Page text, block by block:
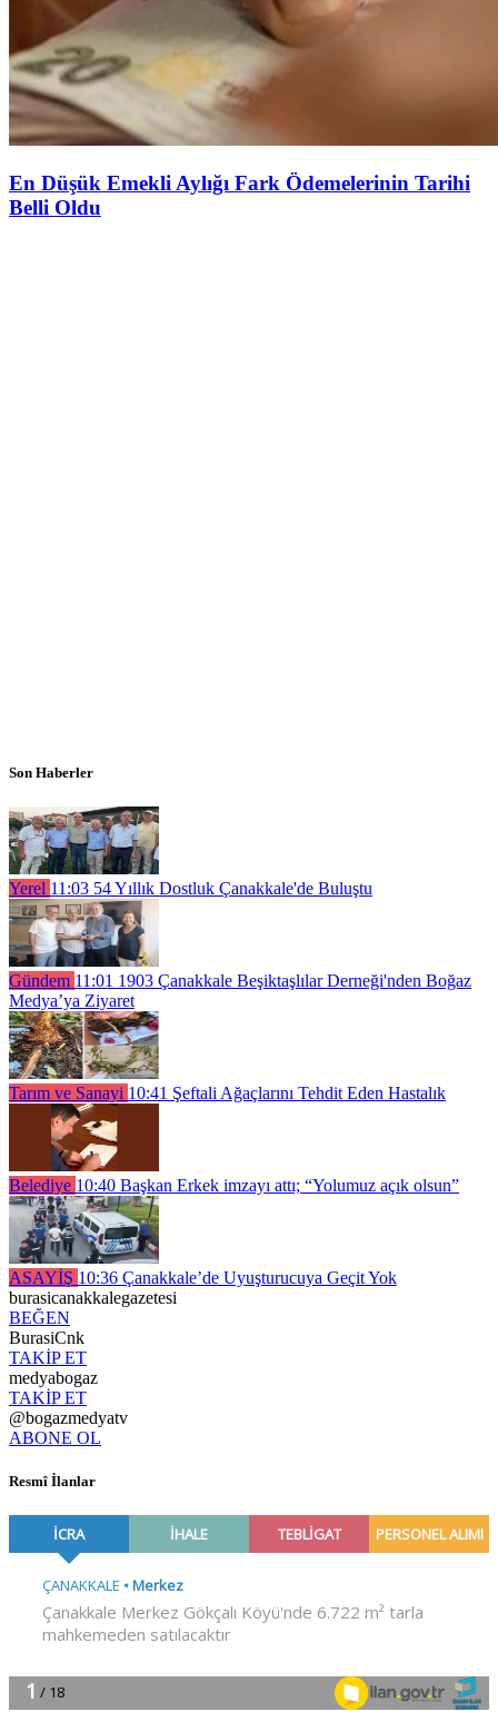
En Düşük Emekli Aylığı Fark Ödemelerinin Tarihi
Belli Oldu
Son Haberler
Yerel 11:03 54 Yıllık Dostluk Çanakkale'de Buluştu
Gündem 11:01 1903 Çanakkale Beşiktaşlılar Derneği'nden Boğaz
Medya’ya Ziyaret
Tarım ve Sanayi 10:41 Şeftali Ağaçlarını Tehdit Eden Hastalık
Belediye 10:40 Başkan Erkek imzayı attı; “Yolumuz açık olsun”
ASAYİŞ 10:36 Çanakkale’de Uyuşturucuya Geçit Yok
burasicanakkalegazetesi
BEĞEN
BurasiCnk
TAKİP ET
medyabogaz
TAKİP ET
@bogazmedyatv
ABONE OL
Resmî İlanlar